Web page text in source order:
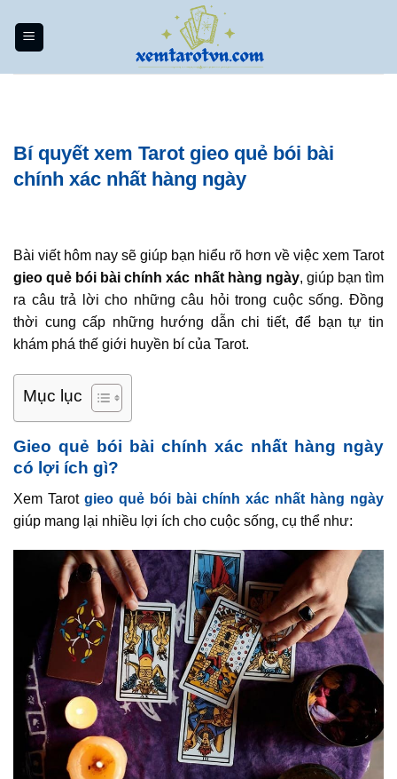
qua
nội
dung
Bí quyết xem Tarot gieo quẻ bói bài
chính xác nhất hàng ngày
Bài viết hôm nay sẽ giúp bạn hiểu rõ hơn về việc xem Tarot
gieo quẻ bói bài chính xác nhất hàng ngày, giúp bạn tìm
ra câu trả lời cho những câu hỏi trong cuộc sống. Đồng
thời cung cấp những hướng dẫn chi tiết, để bạn tự tin
khám phá thế giới huyền bí của Tarot.
Mục lục
Gieo quẻ bói bài chính xác nhất hàng ngày
có lợi ích gì?
Xem Tarot gieo quẻ bói bài chính xác nhất hàng ngày
giúp mang lại nhiều lợi ích cho cuộc sống, cụ thể như: